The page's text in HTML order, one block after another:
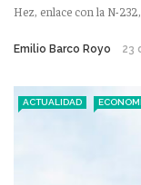
Hez, enlace con la N-232,
Emilio Barco Royo 23
ACTUALIDAD